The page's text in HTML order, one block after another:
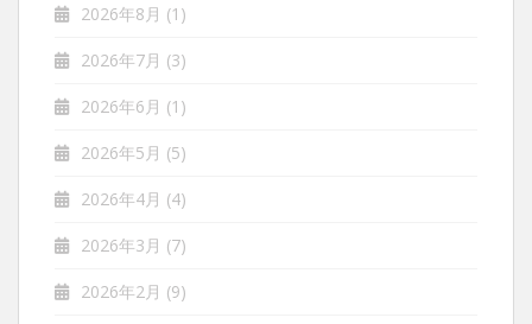
2026年8月 (1)
2026年7月 (3)
2026年6月 (1)
2026年5月 (5)
2026年4月 (4)
2026年3月 (7)
2026年2月 (9)